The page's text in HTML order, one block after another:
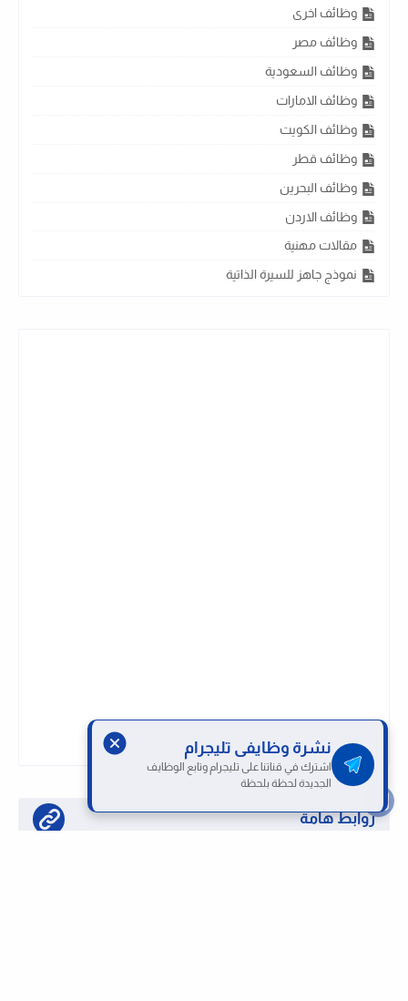
نشرة وظايفى تليجرام
اشترك في قناتنا على تليجرام وتابع الوظايف
الجديدة لحظة بلحظة
وظائف اخرى
وظائف مصر
وظائف السعودية
وظائف الامارات
وظائف الكويت
وظائف قطر
وظائف البحرين
وظائف الاردن
مقالات مهنية
نموذج جاهز للسيرة الذاتية
روابط هامة